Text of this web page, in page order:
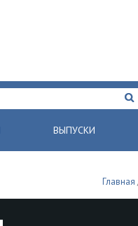
ВЫПУСКИ
Главная